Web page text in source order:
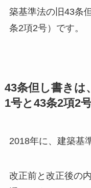
築基準法の旧43条
条2項2号）です。
43条但し書きは
1号と43条2項2
2018年に、建築基
改正前と改正後の